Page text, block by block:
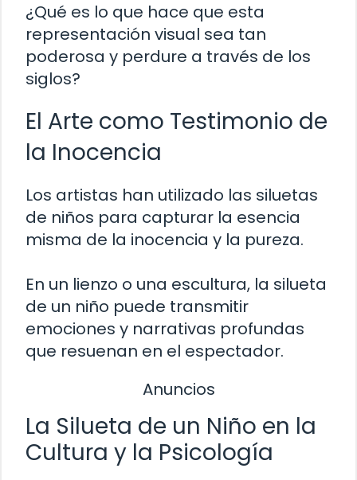
¿Qué es lo que hace que esta
representación visual sea tan
poderosa y perdure a través de los
siglos?
El Arte como Testimonio de
la Inocencia
Los artistas han utilizado las siluetas
de niños para capturar la esencia
misma de la inocencia y la pureza.
En un lienzo o una escultura, la silueta
de un niño puede transmitir
emociones y narrativas profundas
que resuenan en el espectador.
Anuncios
La Silueta de un Niño en la
Cultura y la Psicología